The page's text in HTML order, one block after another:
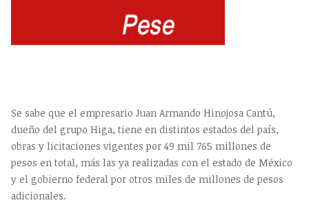
Se sabe que el empresario Juan Armando Hinojosa Cantú,
dueño del grupo Higa, tiene en distintos estados del país,
obras y licitaciones vigentes por 49 mil 765 millones de
pesos en total, más las ya realizadas con el estado de México
y el gobierno federal por otros miles de millones de pesos
adicionales.